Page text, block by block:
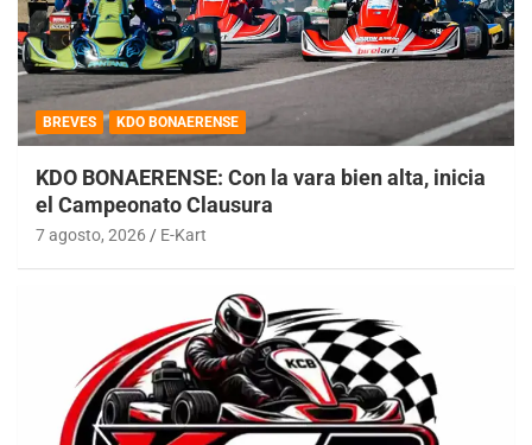
BREVES KDO BONAERENSE
KDO BONAERENSE: Con la vara bien alta, inicia
el Campeonato Clausura
7 agosto, 2026 E-Kart